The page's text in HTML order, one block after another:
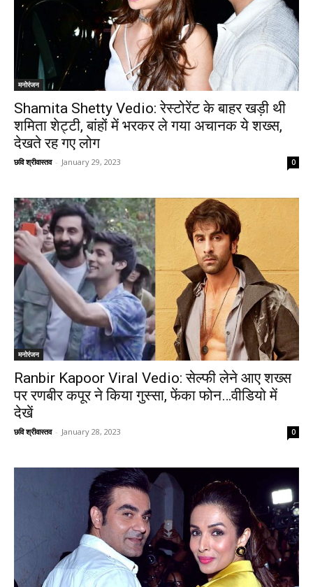
मनोरंजन
Shamita Shetty Vedio: रेस्टोरेंट के बाहर खड़ी थी
शमिता शेट्टी, बांहों में भरकर ले गया अचानक ये शख्स,
देखते रह गए लोग
छवि श्रीवास्तव - January 29, 2023 0
मनोरंजन
Ranbir Kapoor Viral Vedio: सेल्फी लेने आए शख्स
पर रणबीर कपूर ने किया गुस्सा, फेंका फोन…वीडियो में
देखें
छवि श्रीवास्तव - January 28, 2023 0